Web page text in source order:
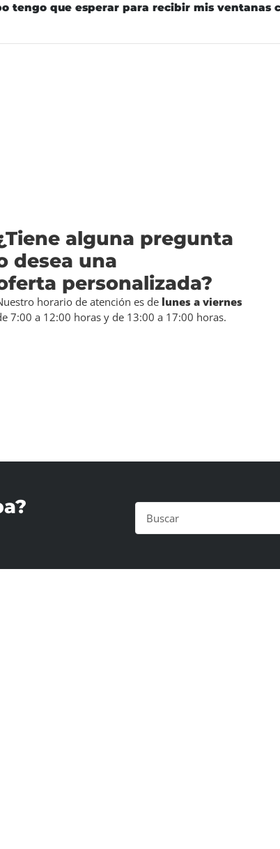
tengo que esperar para recibir mis ventanas
alguna pregunta
desea una
personalizada?
horario de atención es de lunes a viernes
7:00 a 12:00 horas y de 13:00 a 17:00 horas.